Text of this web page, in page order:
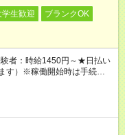
学生歓迎
ブランクOK
者：時給1450円～★日払い
す）※稼働開始時は手続き完